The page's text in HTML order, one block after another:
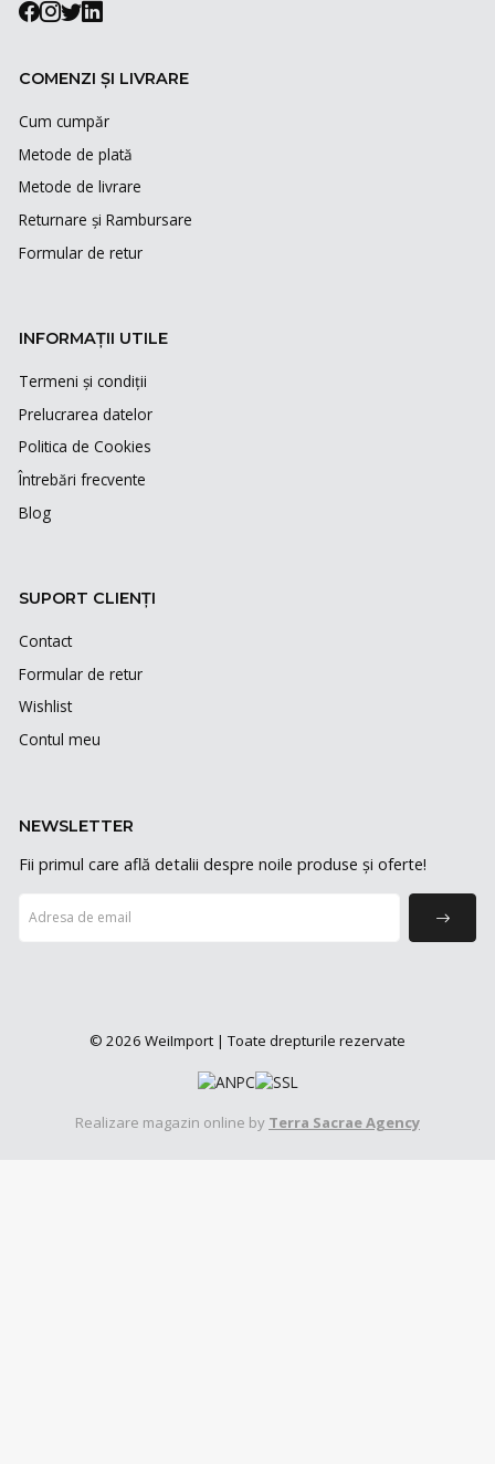
COMENZI ȘI LIVRARE
Cum cumpăr
Metode de plată
Metode de livrare
Returnare și Rambursare
Formular de retur
INFORMAȚII UTILE
Termeni și condiții
Prelucrarea datelor
Politica de Cookies
Întrebări frecvente
Blog
SUPORT CLIENȚI
Contact
Formular de retur
Wishlist
Contul meu
NEWSLETTER
Fii primul care află detalii despre noile produse și oferte!
© 2026 WeiImport | Toate drepturile rezervate
Realizare magazin online by Terra Sacrae Agency